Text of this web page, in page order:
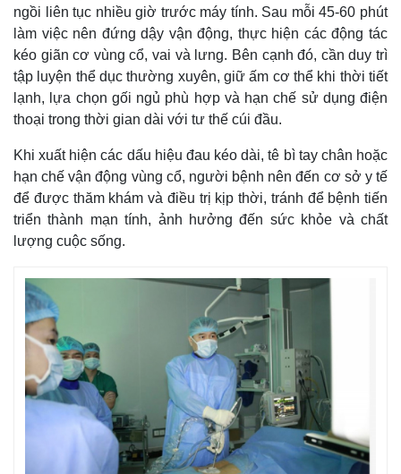
ngồi liên tục nhiều giờ trước máy tính. Sau mỗi 45-60 phút
làm việc nên đứng dậy vận động, thực hiện các động tác
kéo giãn cơ vùng cổ, vai và lưng. Bên cạnh đó, cần duy trì
tập luyện thể dục thường xuyên, giữ ấm cơ thể khi thời tiết
lạnh, lựa chọn gối ngủ phù hợp và hạn chế sử dụng điện
thoại trong thời gian dài với tư thế cúi đầu.
Khi xuất hiện các dấu hiệu đau kéo dài, tê bì tay chân hoặc
hạn chế vận động vùng cổ, người bệnh nên đến cơ sở y tế
để được thăm khám và điều trị kịp thời, tránh để bệnh tiến
triển thành mạn tính, ảnh hưởng đến sức khỏe và chất
lượng cuộc sống.